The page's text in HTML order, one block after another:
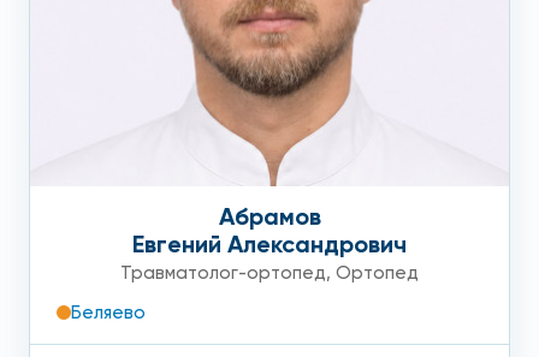
Абрамов
Евгений Александрович
Травматолог-ортопед, Ортопед
Беляево